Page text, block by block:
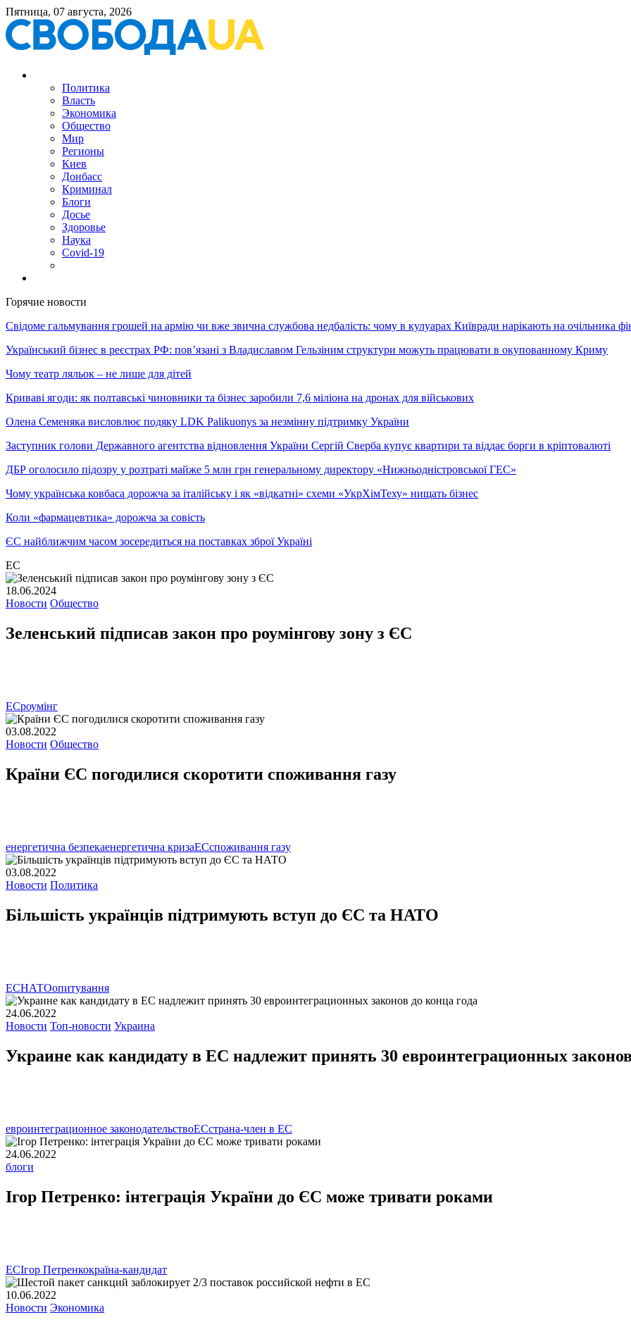
Пятница, 07 августа, 2026
Политика
Власть
Экономика
Общество
Мир
Регионы
Киев
Донбасс
Криминал
Блоги
Досье
Здоровье
Наука
Covid-19
Горячие новости
Свідоме гальмування грошей на армію чи вже звична службова недбалість: чому в кулуарах Київради нарікають на очільника
Український бізнес в реєстрах РФ: пов’язані з Владиславом Гельзіним структури можуть працювати в окупованному Криму
Чому театр ляльок – не лише для дітей
Криваві ягоди: як полтавські чиновники та бізнес заробили 7,6 міліона на дронах для військових
Олена Семеняка висловлює подяку LDK Palikuonys за незмінну підтримку України
Заступник голови Державного агентства відновлення України Сергій Сверба купує квартири та віддає борги в кріптовалюті
ДБР оголосило підозру у розтраті майже 5 млн грн генеральному директору «Нижньодністровської ГЕС»
Чому українська ковбаса дорожча за італійську і як «відкатні» схеми «УкрХімТеху» нищать бізнес
Коли «фармацевтика» дорожча за совість
ЄС найближчим часом зосередиться на поставках зброї Україні
ЕС
18.06.2024
Новости Общество
Зеленський підписав закон про роумінгову зону з ЄС
ЕСроумінг
03.08.2022
Новости Общество
Країни ЄС погодилися скоротити споживання газу
енергетична безпекаенергетична кризаЕСспоживання газу
03.08.2022
Новости Политика
Більшість українців підтримують вступ до ЄС та НАТО
ЕСНАТОопитування
24.06.2022
Новости Топ-новости Украина
Украине как кандидату в ЕС надлежит принять 30 евроинтеграционных
евроинтеграционное законодательствоЕСстрана-член в ЕС
24.06.2022
блоги
Ігор Петренко: інтеграція України до ЄС може тривати роками
ЕСІгор Петренкокраїна-кандидат
10.06.2022
Новости Экономика